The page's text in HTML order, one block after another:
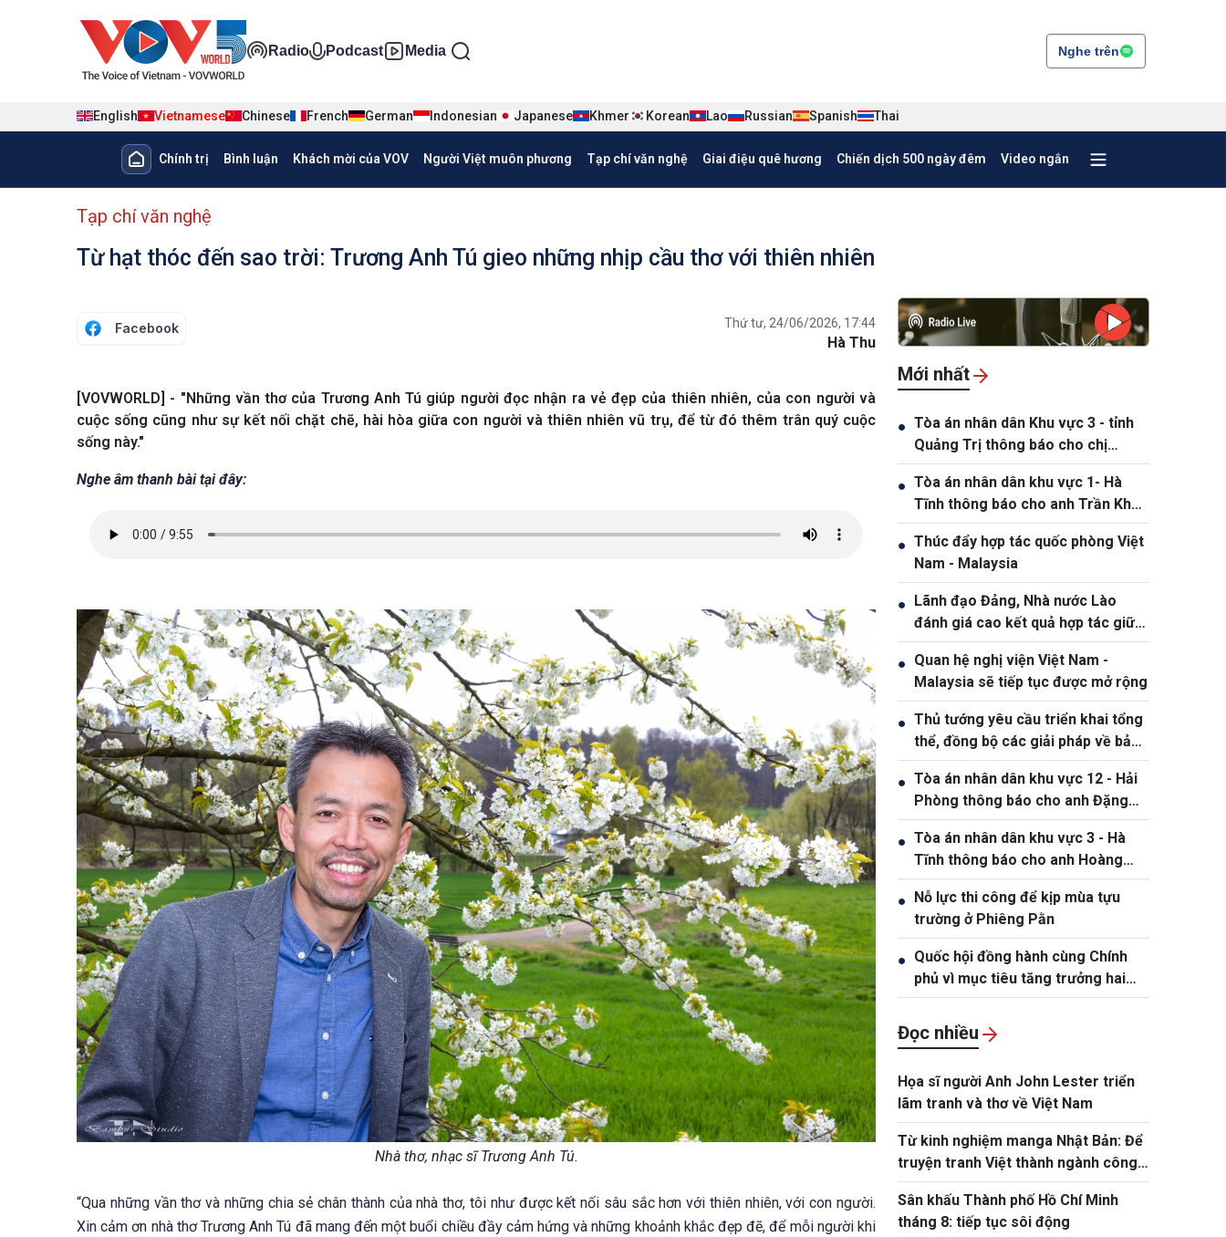
Đa phương tiện tiếng Việt
Radio Podcast Media Nghe trên
English Vietnamese Chinese French German Indonesian Japanese Khmer Korean Lao Russian Spanish Thai
Main navigation
Chính trị Bình luận Khách mời của VOV Người Việt muôn phương Tạp chí văn nghệ Giai điệu quê hương Chiến dịch 500 ngày đêm Video ngắn
menu phụ tiếng Việt
Tạp chí văn nghệ
Từ hạt thóc đến sao trời: Trương Anh Tú gieo những nhịp cầu thơ với thiên nhiên
Facebook Thứ tư, 24/06/2026, 17:44
Hà Thu
[VOVWORLD] - "Những vần thơ của Trương Anh Tú giúp người đọc nhận ra vẻ đẹp của thiên nhiên, của con người và
cuộc sống cũng như sự kết nối chặt chẽ, hài hòa giữa con người và thiên nhiên vũ trụ, để từ đó thêm trân quý cuộc
sống này."
Nghe âm thanh bài tại đây:
Nhà thơ, nhạc sĩ Trương Anh Tú.
“Qua những vần thơ và những chia sẻ chân thành của nhà thơ, tôi như được kết nối sâu sắc hơn với thiên nhiên, với con người.
Xin cảm ơn nhà thơ Trương Anh Tú đã mang đến một buổi chiều đầy cảm hứng và những khoảnh khắc đẹp đẽ, để mỗi người khi
Mới nhất
● Tòa án nhân dân Khu vực 3 - tỉnh
Quảng Trị thông báo cho chị
Phạm Thị Giang, sinh ngày
19/10/1991
● Tòa án nhân dân khu vực 1- Hà
Tĩnh thông báo cho anh Trần Khắc
Thanh, sinh năm 1988
● Thúc đẩy hợp tác quốc phòng Việt
Nam - Malaysia
● Lãnh đạo Đảng, Nhà nước Lào
đánh giá cao kết quả hợp tác giữa
Quân đội hai nước Việt Nam và Lào
● Quan hệ nghị viện Việt Nam -
Malaysia sẽ tiếp tục được mở rộng
● Thủ tướng yêu cầu triển khai tổng
thể, đồng bộ các giải pháp về bảo
đảm an ninh mạng
● Tòa án nhân dân khu vực 12 - Hải
Phòng thông báo cho anh Đặng
Hồng Tiệp, sinh ngày 20/5/1989
● Tòa án nhân dân khu vực 3 - Hà
Tĩnh thông báo cho anh Hoàng
Phan Anh, sinh năm 1980
● Nỗ lực thi công để kịp mùa tựu
trường ở Phiêng Pằn
● Quốc hội đồng hành cùng Chính
phủ vì mục tiêu tăng trưởng hai
con số
Đọc nhiều
Họa sĩ người Anh John Lester triển
lãm tranh và thơ về Việt Nam
Từ kinh nghiệm manga Nhật Bản: Để
truyện tranh Việt thành ngành công
nghiệp
Sân khấu Thành phố Hồ Chí Minh
tháng 8: tiếp tục sôi động